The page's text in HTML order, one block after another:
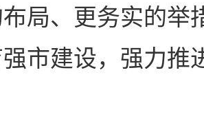
局、更务实的举
市建设，强力推